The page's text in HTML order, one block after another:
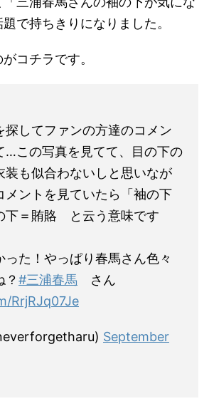
で持ちきりになりました。
コチラです。
探してファンの方達のコメン
…この写真を見てて、目の下の
装も似合わないしと思いなが
メントを見ていたら「袖の下
＝賄賂 と云う意味です
った！やっぱり春馬さん色々
？ #三浦春馬 さん
RrjRJq07Je
September